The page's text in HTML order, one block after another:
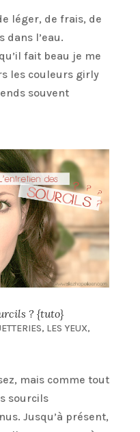
léger, de frais, de
dans l’eau.
fait beau je me
les couleurs girly
souvent
? {tuto}
, LES YEUX,
mais comme tout
sourcils
Jusqu’à présent,